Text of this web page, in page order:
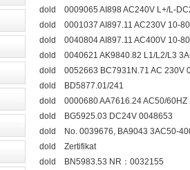
dold 0009065 AI898 AC240V L+/L-
dold 0001037 AI897.11 AC230V 10-
dold 0040804 AI897.11 AC400V 10-
dold 0040621 AK9840.82 L1/L2/L3
dold 0052663 BC7931N.71 AC 230V
dold BD5877.01/241
dold 0000680 AA7616.24 AC50/60HZ
dold BG5925.03 DC24V 0048653
dold No. 0039676, BA9043 3AC50-
dold Zertifikat
dold BN5983.53 NR：0032155